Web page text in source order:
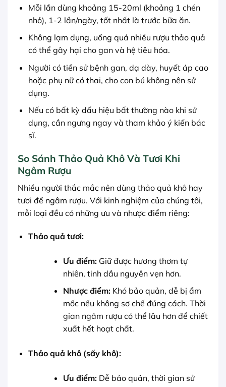
Mỗi lần dùng khoảng 15-20ml (khoảng 1 chén
nhỏ), 1-2 lần/ngày, tốt nhất là trước bữa ăn.
Không lạm dụng, uống quá nhiều rượu thảo quả
có thể gây hại cho gan và hệ tiêu hóa.
Người có tiền sử bệnh gan, dạ dày, huyết áp cao
hoặc phụ nữ có thai, cho con bú không nên sử
dụng.
Nếu có bất kỳ dấu hiệu bất thường nào khi sử
dụng, cần ngưng ngay và tham khảo ý kiến bác
sĩ.
So Sánh Thảo Quả Khô Và Tươi Khi
Ngâm Rượu
Nhiều người thắc mắc nên dùng thảo quả khô hay
tươi để ngâm rượu. Với kinh nghiệm của chúng tôi,
mỗi loại đều có những ưu và nhược điểm riêng:
Thảo quả tươi:
Ưu điểm:Giữ được hương thơm tự
nhiên, tinh dầu nguyên vẹn hơn.
Nhược điểm:Khó bảo quản, dễ bị ẩm
mốc nếu không sơ chế đúng cách. Thời
gian ngâm rượu có thể lâu hơn để chiết
xuất hết hoạt chất.
Thảo quả khô (sấy khô):
Ưu điểm:Dễ bảo quản, thời gian sử